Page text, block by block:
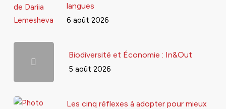
langues
6 août 2026
Biodiversité et Économie : In&Out
5 août 2026
Les cinq réflexes à adopter pour mieux